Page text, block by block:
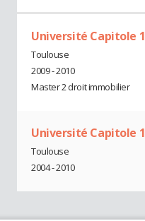
Université Capitole 1
Toulouse
2009 - 2010
Master 2 droit immobilier
Université Capitole 1
Toulouse
2004 - 2010